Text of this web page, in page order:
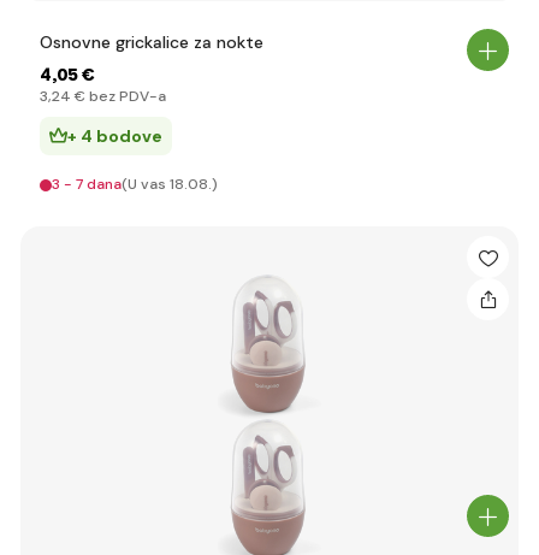
Osnovne grickalice za nokte
4,05 €
3,24 € bez PDV-a
+ 4 bodove
3 - 7 dana(U vas 18.08.)